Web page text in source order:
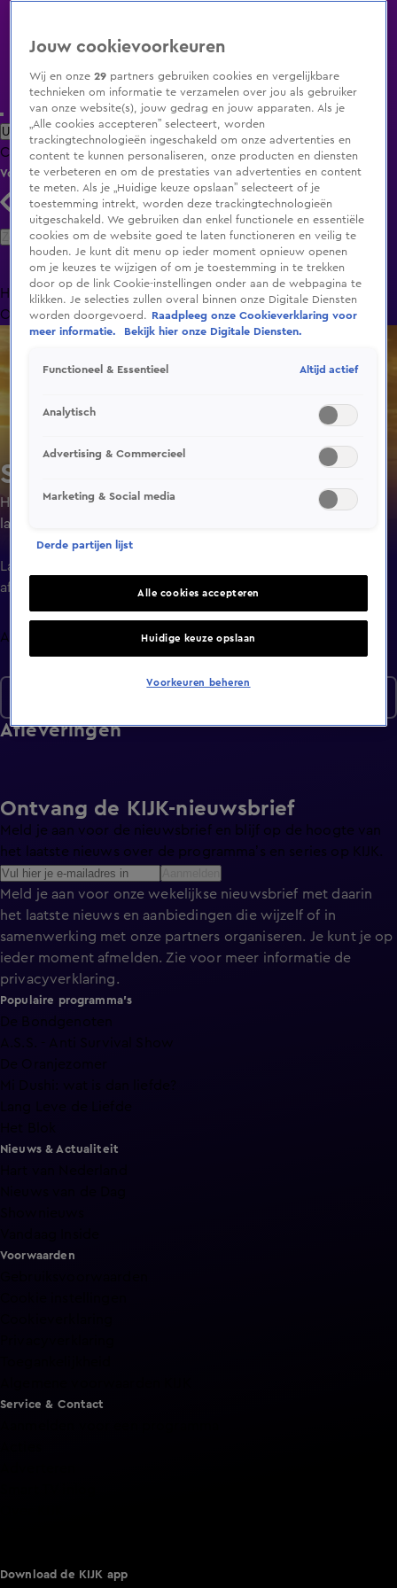
Uitzending Gemist Populaire programma's Zenders Genres
ClipsFilmsRadioSmart TV inlogShop
Volg KIJK
Zoeken
HomeUitzending Gemist Programma's De Bondgenoten
OranjezomerLivestreamsShop
SEAL Team
Het SEAL-team traint voor de gevaarlijkste missies die het
land van ze kan vragen. Jason Hayes leidt deze elite-
eenheid, ten koste van zijn gezinsleven.
Laatste
aflevering
Afleveringen
Afleveringen
Ontvang de KIJK-nieuwsbrief
Meld je aan voor de nieuwsbrief en blijf op de hoogte van
het laatste nieuws over de programma’s en series op KIJK.
Meld je aan voor onze wekelijkse nieuwsbrief met daarin
het laatste nieuws en aanbiedingen die wijzelf of in
samenwerking met onze partners organiseren. Je kunt je op
ieder moment afmelden. Zie voor meer informatie de
privacyverklaring.
Populaire programma's
De Bondgenoten
A.S.S. - Anti Survival Show
De Oranjezomer
Mi Dushi: wat is dan liefde?
Nieuws & Actualiteit
Voorwaarden
Service & Contact
Download de KIJK app
Jouw cookievoorkeuren
Wij en onze29 partners gebruiken cookies en vergelijkbare
technieken om informatie te verzamelen over jou als gebruiker
van onze website(s), jouw gedrag en jouw apparaten. Als je
„Alle cookies accepteren” selecteert, worden
trackingtechnologieën ingeschakeld om onze advertenties en
content te kunnen personaliseren, onze producten en diensten
te verbeteren en om de prestaties van advertenties en content
te meten. Als je „Huidige keuze opslaan” selecteert of je
toestemming intrekt, worden deze trackingtechnologieën
uitgeschakeld. We gebruiken dan enkel functionele en essentiële
cookies om de website goed te laten functioneren en veilig te
houden. Je kunt dit menu op ieder moment opnieuw openen
om je keuzes te wijzigen of om je toestemming in te trekken
door op de link Cookie-instellingen onder aan de webpagina te
klikken. Je selecties zullen overal binnen onze Digitale Diensten
worden doorgevoerd.
Raadpleeg onze Cookieverklaring voor
meer informatie.
Bekijk hier onze Digitale Diensten.
Functioneel & Essentieel Altijd actief
Analytisch
Advertising & Commercieel
Marketing & Social media
Derde partijen lijst
Alle cookies accepteren
Huidige keuze opslaan
Voorkeuren beheren